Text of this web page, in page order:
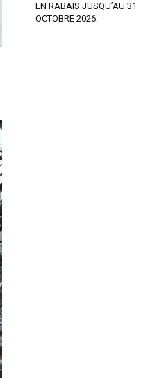
EN RABAIS JUSQU’AU 31
OCTOBRE 2026.